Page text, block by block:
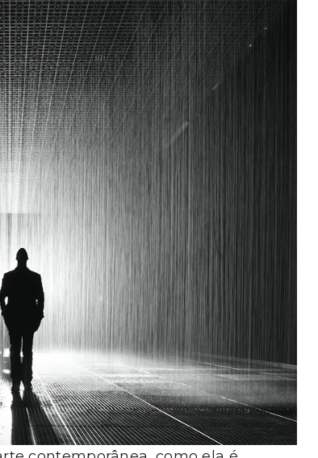
contemporânea, como ela é